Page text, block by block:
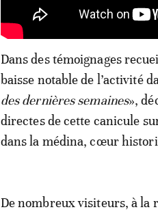
Dans des témoignages
baisse notable de l’activité
des dernières semaines»,
directes de cette canicule
dans la médina, cœur
De nombreux visiteurs, à la